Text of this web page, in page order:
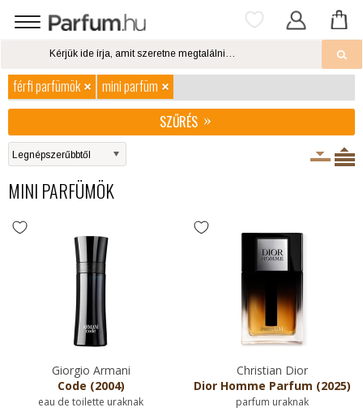
férfi parfümök
mini parfüm
SZŰRÉS
MINI PARFÜMÖK
Giorgio Armani
Code (2004)
eau de toilette uraknak
Christian Dior
Dior Homme Parfum (2025)
parfum uraknak